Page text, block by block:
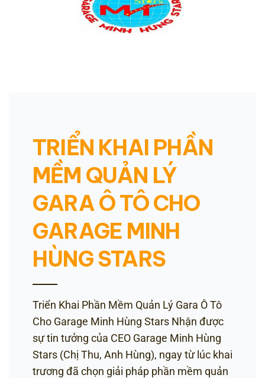
TRIỂN KHAI PHẦN
MỀM QUẢN LÝ
GARA Ô TÔ CHO
GARAGE MINH
HÙNG STARS
Triển Khai Phần Mềm Quản Lý Gara Ô Tô
Cho Garage Minh Hùng Stars Nhận được
sự tin tưởng của CEO Garage Minh Hùng
Stars (Chị Thu, Anh Hùng), ngay từ lúc khai
trương đã chọn giải pháp phần mềm quản